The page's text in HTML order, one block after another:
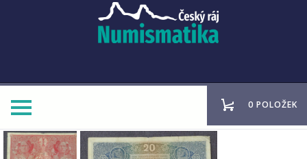
0 POLOŽEK